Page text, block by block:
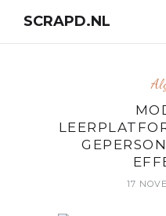
SCRAPD.NL
17